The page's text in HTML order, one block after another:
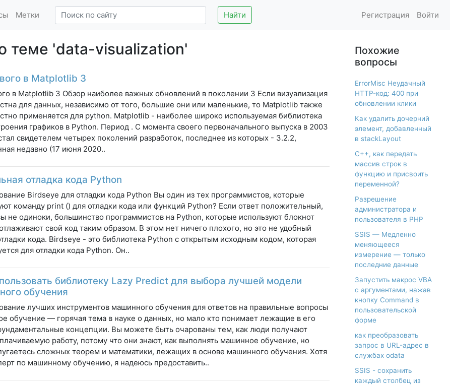
Метки Найти Регистрация Войти
теме 'data-visualization'
в Matplotlib 3
в Matplotlib 3 Обзор наиболее важных обновлений в поколении 3 Если визуализация
для данных, независимо от того, большие они или маленькие, то Matplotlib также
применяется для python. Matplotlib - наиболее широко используемая библиотека
графиков в Python. Период . С момента своего первоначального выпуска в 2003
свидетелем четырех поколений разработок, последнее из которых - 3.2.2,
недавно (17 июня 2020..
отладка кода Python
Birdseye для отладки кода Python Вы один из тех программистов, которые
команду print () для отладки кода или функций Python? Если ответ положительный,
не одиноки, большинство программистов на Python, которые используют блокнот
свой код таким образом. В этом нет ничего плохого, но это не удобный
кода. Birdseye - это библиотека Python с открытым исходным кодом, которая
для отладки кода Python. Он..
библиотеку Lazy Predict для выбора лучшей модели
обучения
лучших инструментов машинного обучения для ответов на правильные вопросы
обучение — горячая тема в науке о данных, но мало кто понимает лежащие в его
концепции. Вы можете быть очарованы тем, как люди получают
работу, потому что они знают, как выполнять машинное обучение, но
сложных теорем и математики, лежащих в основе машинного обучения. Хотя
по машинному обучению, я надеюсь предоставить..
Похожие
вопросы
ErrorMisc Неудачный
HTTP-код: 400 при
обновлении клики
Как удалить дочерний
элемент, добавленный
в stackLayout
С++, как передать
массив строк в
функцию и присвоить
переменной?
Разрешение
администратора и
пользователя в PHP
SSIS — Медленно
меняющееся
измерение — только
последние данные
Запустить макрос VBA
с аргументами, нажав
кнопку Command в
пользовательской
форме
как преобразовать
запрос в URL-адрес в
службах odata
SSIS - сохранить
каждый столбец из